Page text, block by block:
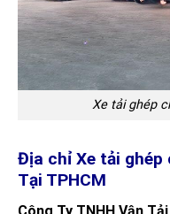
Xe tải ghép
Địa chỉ Xe tải ghép
Tại TPHCM